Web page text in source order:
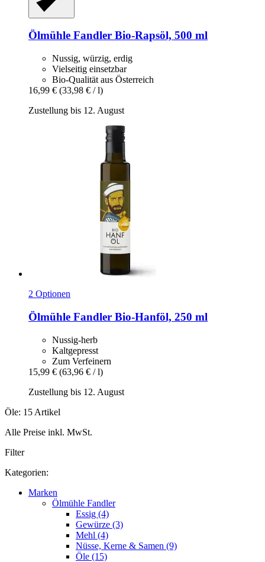
Ölmühle Fandler Bio-​Rapsöl, 500 ml
Nussig, würzig, erdig
Vielseitig einsetzbar
Bio-Qualität aus Österreich
16,99 € (33,98 € / l)
Zustellung bis 12. August
2 Optionen
Ölmühle Fandler Bio-​Hanföl, 250 ml
Nussig-herb
Kaltgepresst
Zum Verfeinern
15,99 € (63,96 € / l)
Zustellung bis 12. August
Öle: 15 Artikel
Alle Preise inkl. MwSt.
Filter
Kategorien:
Marken
Ölmühle Fandler
Essig (4)
Gewürze (3)
Mehl (4)
Nüsse, Kerne & Samen (9)
Öle (15)